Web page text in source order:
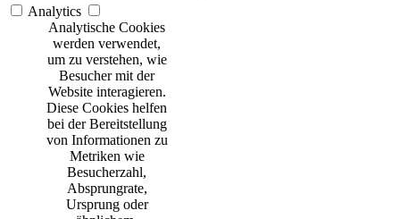
Analytics
Analytische Cookies
werden verwendet,
um zu verstehen, wie
Besucher mit der
Website interagieren.
Diese Cookies helfen
bei der Bereitstellung
von Informationen zu
Metriken wie
Besucherzahl,
Absprungrate,
Ursprung oder